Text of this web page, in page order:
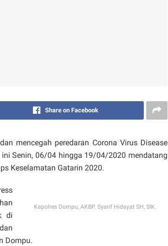
Share on Facebook
mencegah peredaran Corona Virus Disease
Senin, 06/04 hingga 19/04/2020 mendatang
Keselamatan Gatarin 2020.
Kapolres Dompu, AKBP. Syarif Hidayat SH, SIK.
di
Dompu.